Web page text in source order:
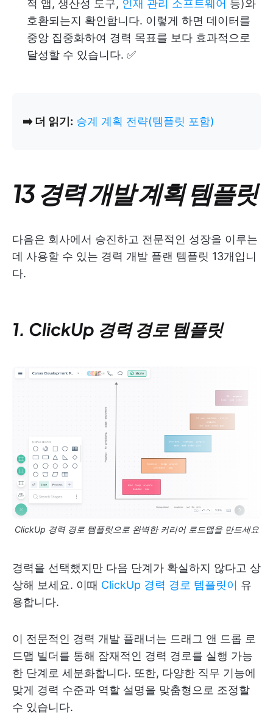
적 앱, 생산성 도구, 인재 관리 소프트웨어 등)와
호환되는지 확인합니다. 이렇게 하면 데이터를
중앙 집중화하여 경력 목표를 보다 효과적으로
달성할 수 있습니다. ✅
➡️ 더 읽기: 승계 계획 전략(템플릿 포함)
13 경력 개발 계획 템플릿
다음은 회사에서 승진하고 전문적인 성장을 이루는
데 사용할 수 있는 경력 개발 플랜 템플릿 13개입니
다.
1. ClickUp 경력 경로 템플릿
ClickUp 경력 경로 템플릿으로 완벽한 커리어 로드맵을 만드세요
경력을 선택했지만 다음 단계가 확실하지 않다고 상
상해 보세요. 이때 ClickUp 경력 경로 템플릿이 유
용합니다.
이 전문적인 경력 개발 플래너는 드래그 앤 드롭 로
드맵 빌더를 통해 잠재적인 경력 경로를 실행 가능
한 단계로 세분화합니다. 또한, 다양한 직무 기능에
맞게 경력 수준과 역할 설명을 맞춤형으로 조정할
수 있습니다.